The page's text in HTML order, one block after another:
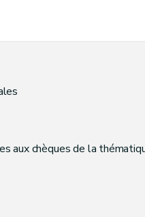
aux chèques de la